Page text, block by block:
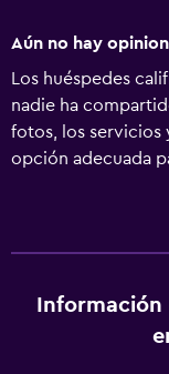
Aún no hay
Los huéspedes
nadie ha
fotos, los servicios
opción adecuada